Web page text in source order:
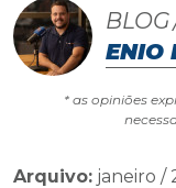
BLOG
ENIO
* as opiniões
Arquivo: janeiro /